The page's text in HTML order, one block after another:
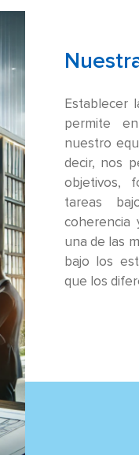
Establecer
permite
nuestro
decir, nos
objetivos,
tareas
coherencia
una de las
bajo los
que los